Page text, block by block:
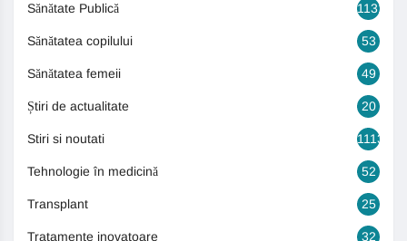
Sănătate Publică 1131
Sănătatea copilului 53
Sănătatea femeii 49
Știri de actualitate 20
Stiri si noutati 1113
Tehnologie în medicină 52
Transplant 25
Tratamente inovatoare 32